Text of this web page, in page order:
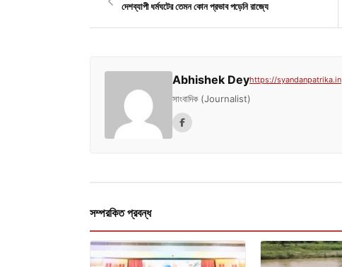
দেশব্যাপী ধর্মঘটের তেমন কোন প্রভাব পড়েনি রাজ্যে
Abhishek Deyhttps://syandanpatrika.in
সাংবাদিক (Journalist)
সম্পরকিত প্রবন্ধ